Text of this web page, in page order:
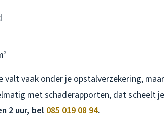
valt vaak onder je opstalverzekering, maar
met schaderapporten, dat scheelt je
2 uur, bel 085 019 08 94.